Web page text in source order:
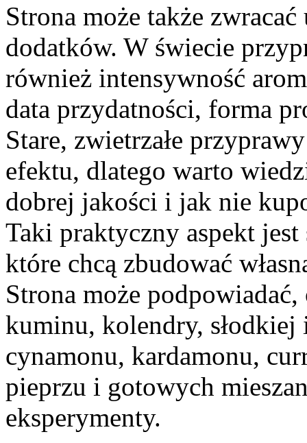
Strona może także
dodatków. W świecie
również intensywność
data przydatności, forma
Stare, zwietrzałe
efektu, dlatego warto
dobrej jakości i jak nie
Taki praktyczny aspekt
które chcą zbudować
Strona może
kuminu, kolendry,
cynamonu, kardamonu,
pieprzu i gotowych
eksperymenty.